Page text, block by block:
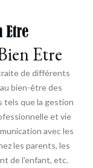
Etre
de différents
bien-être des
tels que la gestion
et vie
avec les
les parents, les
de l'enfant, etc.